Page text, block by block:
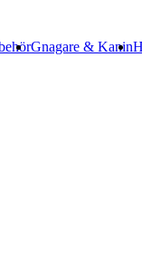
Gnagare & Kanin